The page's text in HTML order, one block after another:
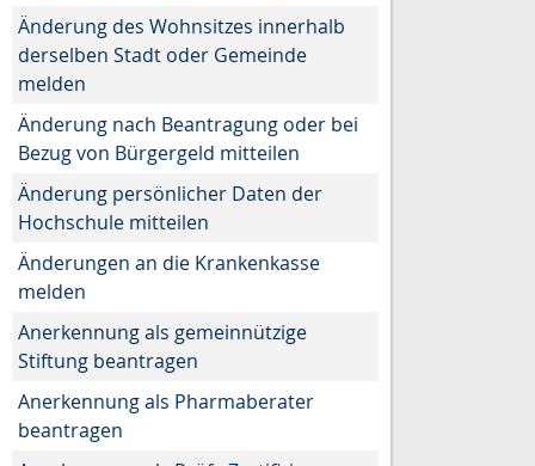
Änderung des Wohnsitzes innerhalb
derselben Stadt oder Gemeinde
melden
Änderung nach Beantragung oder bei
Bezug von Bürgergeld mitteilen
Änderung persönlicher Daten der
Hochschule mitteilen
Änderungen an die Krankenkasse
melden
Anerkennung als gemeinnützige
Stiftung beantragen
Anerkennung als Pharmaberater
beantragen